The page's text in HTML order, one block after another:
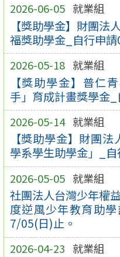
2026-06-05 就業組
【獎助學金】財團
福獎助學金_自行申
2026-05-18 就業組
【獎助學金】普仁
手」育成計畫獎學金
2026-05-14 就業組
【獎助學金】財團
學系學生助學金」_
2026-05-05 就業組
社團法人台灣少年權
度逆風少年教育助
7/05(日)止。
2026-04-23 就業組